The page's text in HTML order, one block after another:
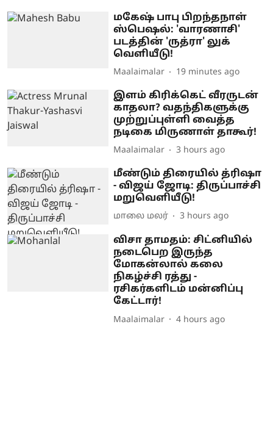
மகேஷ் பாபு பிறந்தநாள்
ஸ்பெஷல்: 'வாரணாசி'
படத்தின் 'ருத்ரா' லுக்
வெளியீடு!
Maalaimalar 19 minutes ago
இளம் கிரிக்கெட் வீரருடன்
காதலா? வதந்திகளுக்கு
முற்றுப்புள்ளி வைத்த
நடிகை மிருணாள் தாகூர்!
Maalaimalar 3 hours ago
மீண்டும் திரையில் த்ரிஷா
- விஜய் ஜோடி: திருப்பாச்சி
மறுவெளியீடு!
மாலை மலர் 3 hours ago
விசா தாமதம்: சிட்னியில்
நடைபெற இருந்த
மோகன்லால் கலை
நிகழ்ச்சி ரத்து -
ரசிகர்களிடம் மன்னிப்பு
கேட்டார்!
Maalaimalar 4 hours ago